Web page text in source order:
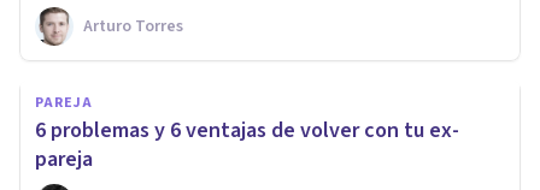
Arturo Torres
PAREJA
​6 problemas y 6 ventajas de volver con tu ex-
pareja